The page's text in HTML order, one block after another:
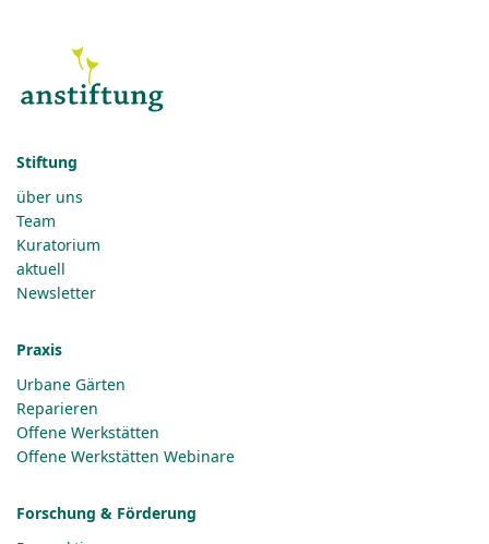
Stiftung
über uns
Team
Kuratorium
aktuell
Newsletter
Praxis
Urbane Gärten
Reparieren
Offene Werkstätten
Offene Werkstätten Webinare
Forschung & Förderung